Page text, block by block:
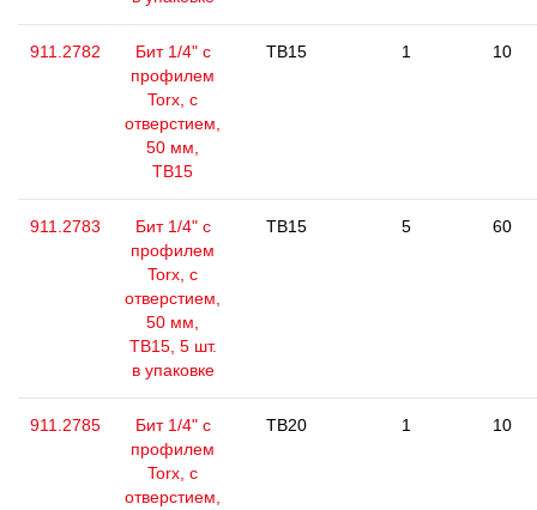
911.2782
Бит 1/4" с
профилем
Torx, с
отверстием,
50 мм,
ТВ15
TB15 1 10
911.2783
Бит 1/4" с
профилем
Torx, с
отверстием,
50 мм,
ТВ15, 5 шт.
в упаковке
TB15 5 60
911.2785
Бит 1/4" с
профилем
Torx, с
отверстием,
TB20 1 10